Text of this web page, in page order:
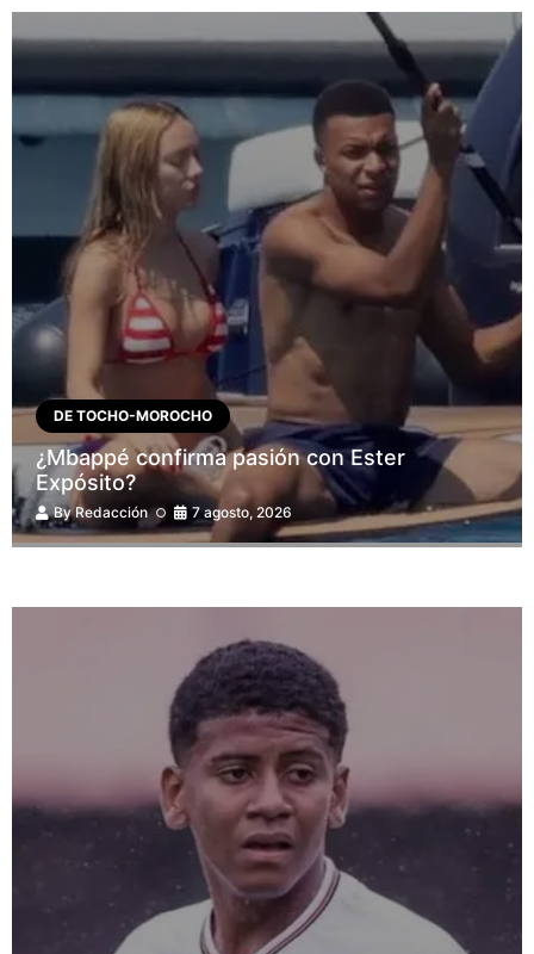
DE TOCHO-MOROCHO
¿Mbappé confirma pasión con Ester
Expósito?
ByRedacción 7 agosto, 2026